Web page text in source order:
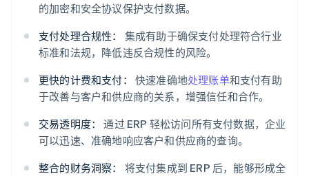
的加密和安全协议保护支付数据。
支付处理合规性：
集成有助于确保支付处理符合行业
标准和法规，降低违反合规性的风险。
更快的计费和支付：
快速准确地处理账单和支付有助
于改善与客户和供应商的关系，增强信任和合作。
交易透明度：
通过 ERP 轻松访问所有支付数据，企业
可以迅速、准确地响应客户和供应商的查询。
整合的财务洞察：
将支付集成到 ERP 后，能够形成全